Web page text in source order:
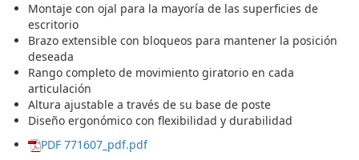
Montaje con ojal para la mayoría de las superficies de
escritorio
Brazo extensible con bloqueos para mantener la posición
deseada
Rango completo de movimiento giratorio en cada
articulación
Altura ajustable a través de su base de poste
Diseño ergonómico con flexibilidad y durabilidad
PDF 771607_pdf.pdf